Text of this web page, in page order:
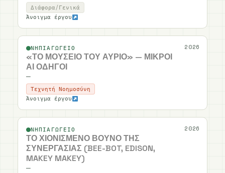
Διάφορα/Γενικά
Άνοιγμα έργου
2026
ΝΗΠΙΑΓΩΓΕΊΟ
«ΤΟ ΜΟΥΣΕΊΟ ΤΟΥ ΑΎΡΙΟ» — ΜΙΚΡΟΊ
ΑΙ ΟΔΗΓΟΊ
—
Τεχνητή Νοημοσύνη
Άνοιγμα έργου
2026
ΝΗΠΙΑΓΩΓΕΊΟ
ΤΟ ΧΙΟΝΙΣΜΈΝΟ ΒΟΥΝΌ ΤΗΣ
ΣΥΝΕΡΓΑΣΊΑΣ (BEE-BOT, EDISON,
MAKEY MAKEY)
—